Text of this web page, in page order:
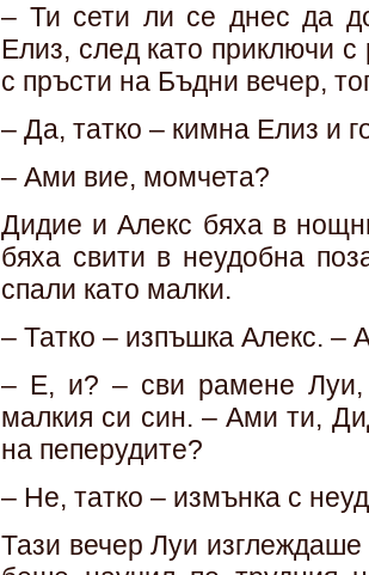
– Ти сети ли се днес да
Елиз, след като приключи
с пръсти на Бъдни вечер,
– Да, татко – кимна Елиз и
– Ами вие, момчета?
Дидие и Алекс бяха в
бяха свити в неудобна
спали като малки.
– Татко – изпъшка Алекс. –
– Е, и? – сви рамене Луи,
малкия си син. – Ами ти,
на пеперудите?
– Не, татко – измънка с
Тази вечер Луи